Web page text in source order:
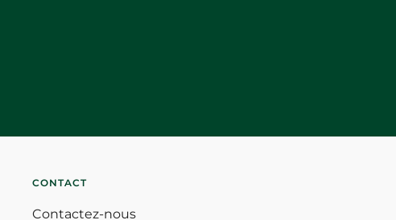
CONTACT
Contactez-nous